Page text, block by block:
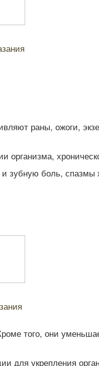
раны, ожоги,
зубную боль, спазмы
того, они
для укрепления